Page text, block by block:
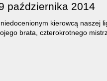
października 2014
kierowcą naszej
brata, czterokrotnego